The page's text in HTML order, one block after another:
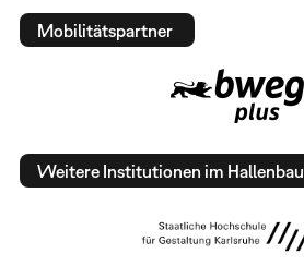
Mobilitätspartner
Weitere Institutionen im Hallenbau